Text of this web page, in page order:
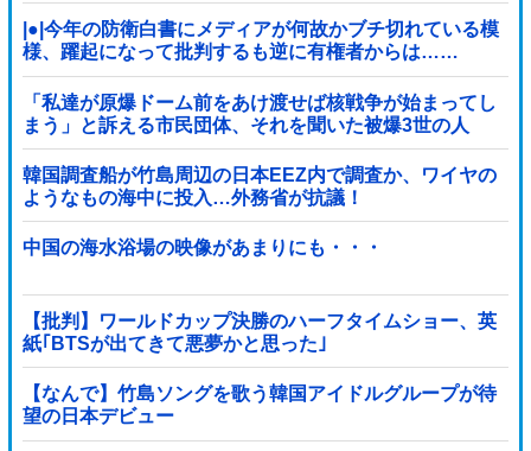
|●|今年の防衛白書にメディアが何故かブチ切れている模
様、躍起になって批判するも逆に有権者からは……
「私達が原爆ドーム前をあけ渡せば核戦争が始まってし
まう」と訴える市民団体、それを聞いた被爆3世の人
が……
韓国調査船が竹島周辺の日本EEZ内で調査か、ワイヤの
ようなもの海中に投入…外務省が抗議！
中国の海水浴場の映像があまりにも・・・
【批判】ワールドカップ決勝のハーフタイムショー、英
紙｢BTSが出てきて悪夢かと思った｣
【なんで】竹島ソングを歌う韓国アイドルグループが待
望の日本デビュー